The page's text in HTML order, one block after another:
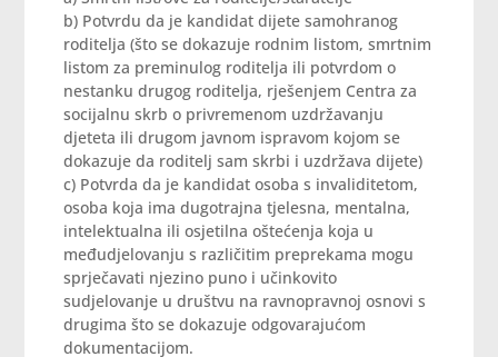
b) Potvrdu da je kandidat dijete samohranog
roditelja (što se dokazuje rodnim listom, smrtnim
listom za preminulog roditelja ili potvrdom o
nestanku drugog roditelja, rješenjem Centra za
socijalnu skrb o privremenom uzdržavanju
djeteta ili drugom javnom ispravom kojom se
dokazuje da roditelj sam skrbi i uzdržava dijete)
c) Potvrda da je kandidat osoba s invaliditetom,
osoba koja ima dugotrajna tjelesna, mentalna,
intelektualna ili osjetilna oštećenja koja u
međudjelovanju s različitim preprekama mogu
sprječavati njezino puno i učinkovito
sudjelovanje u društvu na ravnopravnoj osnovi s
drugima što se dokazuje odgovarajućom
dokumentacijom.